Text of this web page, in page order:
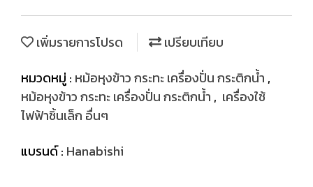
เพิ่มรายการโปรด
เปรียบเทียบ
หมวดหมู่ : หม้อหุงข้าว กระทะ เครื่องปั่น กระติกน้ำ ,
หม้อหุงข้าว กระทะ เครื่องปั่น กระติกน้ำ , เครื่องใช้
ไฟฟ้าชิ้นเล็ก อื่นๆ
แบรนด์ : Hanabishi